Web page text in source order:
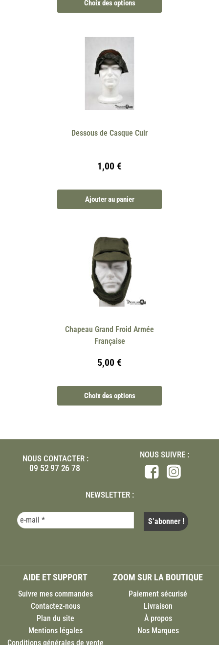
Choix des options
Dessous de Casque Cuir
1,00 €
Ajouter au panier
Chapeau Grand Froid Armée
Française
5,00 €
Choix des options
NOUS CONTACTER :
09 52 97 26 78
NOUS SUIVRE :
NEWSLETTER :
AIDE ET SUPPORT
Suivre mes commandes
Contactez-nous
Plan du site
Mentions légales
Conditions générales de vente
ZOOM SUR LA BOUTIQUE
Paiement sécurisé
Livraison
À propos
Nos Marques